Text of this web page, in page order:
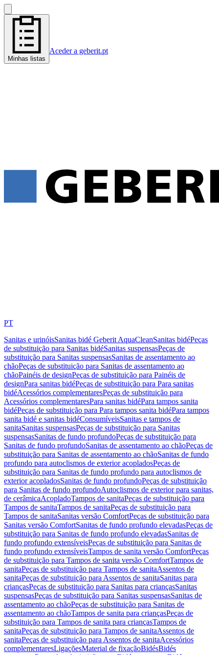
Minhas listas
Aceder a geberit.pt
PT
Sanitas e urinóisSanitas bidé Geberit AquaCleanSanitas bidéPeças
de substituição para Sanitas bidéSanitas suspensasPeças de
substituição para Sanitas suspensasSanitas de assentamento ao
chãoPeças de substituição para Sanitas de assentamento ao
chãoPainéis de designPeças de substituição para Painéis de
designPara sanitas bidéPeças de substituição para Para sanitas
bidéAcessórios complementaresPeças de substituição para
Acessórios complementaresPara sanitas bidéPara tampos sanita
bidéPeças de substituição para Para tampos sanita bidéPara tampos
sanita bidé e sanitas bidéConsumíveisSanitas e tampos de
sanitaSanitas suspensasPeças de substituição para Sanitas
suspensasSanitas de fundo profundoPeças de substituição para
Sanitas de fundo profundoSanitas de assentamento ao chãoPeças de
substituição para Sanitas de assentamento ao chãoSanitas de fundo
profundo para autoclismos de exterior acopladosPeças de
substituição para Sanitas de fundo profundo para autoclismos de
exterior acopladosSanitas de fundo profundoPeças de substituição
para Sanitas de fundo profundoAutoclismos de exterior para sanitas,
de cerâmicaAcopladoTampos de sanitaPeças de substituição para
Tampos de sanitaTampos de sanitaPeças de substituição para
Tampos de sanitaSanitas versão ComfortPeças de substituição para
Sanitas versão ComfortSanitas de fundo profundo elevadasPeças de
substituição para Sanitas de fundo profundo elevadasSanitas de
fundo profundo extensíveisPeças de substituição para Sanitas de
fundo profundo extensíveisTampos de sanita versão ComfortPeças
de substituição para Tampos de sanita versão ComfortTampos de
sanitaPeças de substituição para Tampos de sanitaAssentos de
sanitaPeças de substituição para Assentos de sanitaSanitas para
criançasPeças de substituição para Sanitas para criançasSanitas
suspensasPeças de substituição para Sanitas suspensasSanitas de
assentamento ao chãoPeças de substituição para Sanitas de
assentamento ao chãoTampos de sanita para criançasPeças de
substituição para Tampos de sanita para criançasTampos de
sanitaPeças de substituição para Tampos de sanitaAssentos de
sanitaPeças de substituição para Assentos de sanitaAcessórios
complementaresLigaçõesMaterial de fixaçãoBidésBidés